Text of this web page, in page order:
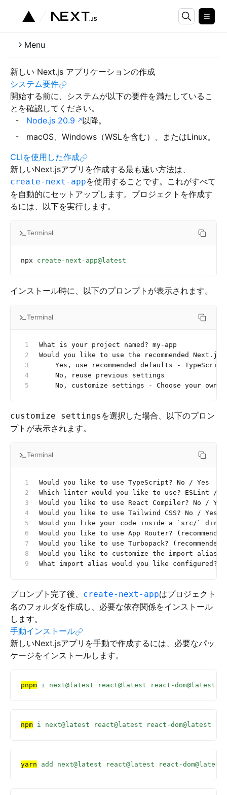
Menu
新しい Next.js アプリケーションの作成
システム要件
開始する前に、システムが以下の要件を満たしているこ
とを確認してください。
Node.js 20.9
以降。
macOS、Windows（WSLを含む）、またはLinux。
CLIを使用した作成
新しいNext.jsアプリを作成する最も速い方法は、
create-next-appを使用することです。これがすべて
を自動的にセットアップします。プロジェクトを作成す
るには、以下を実行します。
Terminal
npx create-next-app@latest
インストール時に、以下のプロンプトが表示されます。
Terminal
What is your project named? my-app
Would you like to use the recommended Next.js
Yes, use recommended defaults -
    No, reuse previous settings
No, customize settings - Choose your own
customize settings を選択した場合、以下のプロン
プトが表示されます。
Terminal
Would you like to use TypeScript? No / Yes
Which linter would you like to use? ESLint /
Would you like to use React Compiler? No / Yes
Would you like to use Tailwind CSS? No / Yes
Would you like your code inside a `src/`
Would you like to use App Router?
Would you like to use Turbopack?
Would you like to customize the import alias
What import alias would you like configured?
プロンプト完了後、 create-next-appはプロジェクト
名のフォルダを作成し、必要な依存関係をインストール
します。
手動インストール
新しいNext.jsアプリを手動で作成するには、必要なパッ
ケージをインストールします。
pnpm i next@latest react@latest react-dom@latest
npm i next@latest react@latest react-dom@latest
yarn add next@latest react@latest react-dom@latest